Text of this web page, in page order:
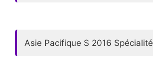
Asie Pacifique S 2016 Spécialité